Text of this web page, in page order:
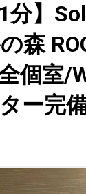
1分】
森
個室/
ー完